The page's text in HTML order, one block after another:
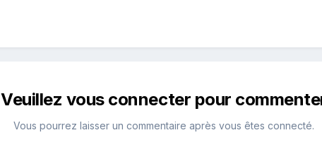
Veuillez vous connecter pour
Vous pourrez laisser un commentaire après vous êtes connecté.